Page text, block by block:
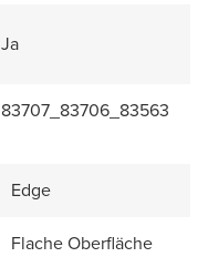
Ja
83707_83706_83563
Edge
Flache Oberfläche